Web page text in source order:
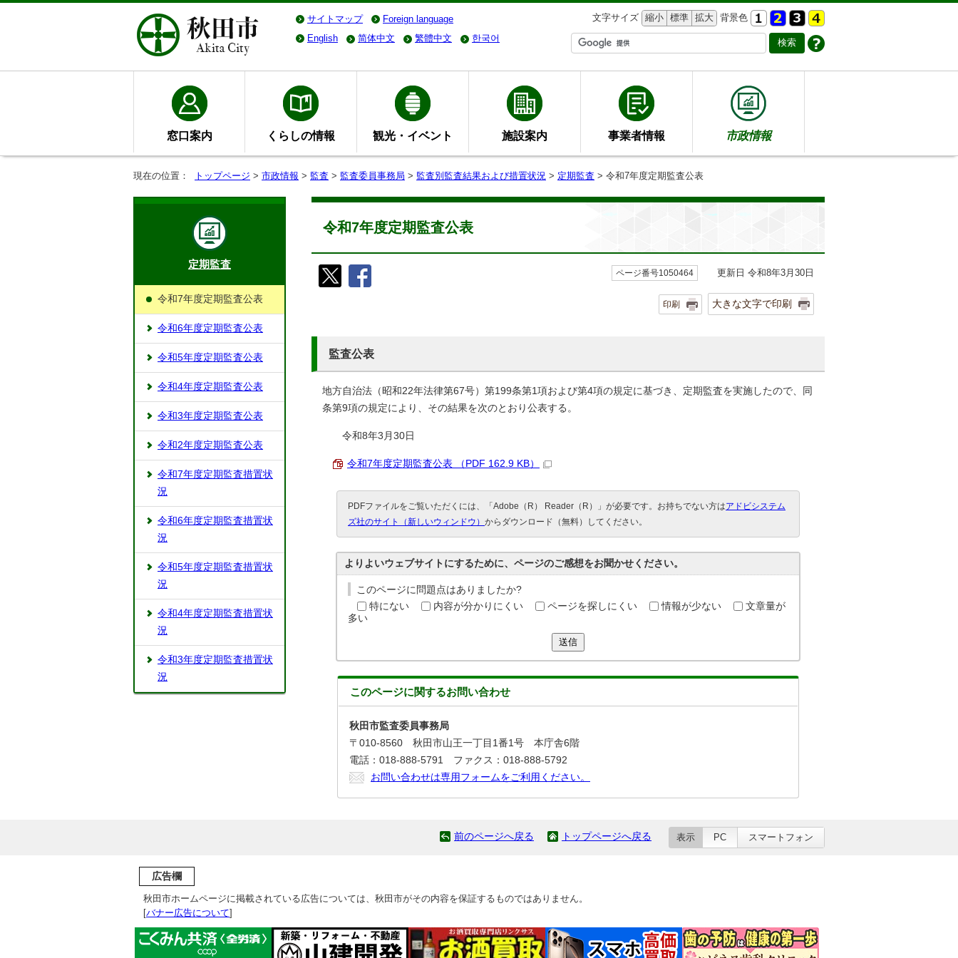
サイトマップ Foreign language 文字サイズ 縮小 標準 拡大 背景色
English
简体中文 繁體中文 한국어
窓口案内 くらしの情報 観光・イベント 施設案内 事業者情報 市政情報
現在の位置： トップページ > 市政情報 > 監査 > 監査委員事務局 > 監査別監査結果および措置状況 > 定期監査 > 令和7年度定期監査公表
令和7年度定期監査公表
ページ番号1050464 更新日 令和8年3月30日
印刷 大きな文字で印刷
監査公表
地方自治法（昭和22年法律第67号）第199条第1項および第4項の規定に基づき、定期監査を実施したので、同
条第9項の規定により、その結果を次のとおり公表する。
令和8年3月30日
令和7年度定期監査公表 （PDF 162.9 KB）
PDFファイルをご覧いただくには、「Adobe（R） Reader（R）」が必要です。お持ちでない方はアドビシステム
ズ社のサイト（新しいウィンドウ） からダウンロード（無料）してください。
よりよいウェブサイトにするために、ページのご感想をお聞かせください。
このページに問題点はありましたか?
特にない
内容が分かりにくい ページを探しにくい 情報が少ない
文章量が
多い
送信
このページに関するお問い合わせ
秋田市監査委員事務局
〒010-8560 秋田市山王一丁目1番1号 本庁舎6階
電話：018-888-5791 ファクス：018-888-5792
お問い合わせは専用フォームをご利用ください。
定期監査
令和7年度定期監査公表
令和6年度定期監査公表
令和5年度定期監査公表
令和4年度定期監査公表
令和3年度定期監査公表
令和2年度定期監査公表
令和7年度定期監査措置状
況
令和6年度定期監査措置状
況
令和5年度定期監査措置状
況
令和4年度定期監査措置状
況
令和3年度定期監査措置状
況
前のページへ戻る トップページへ戻る 表示 PC スマートフォン
広告欄
秋田市ホームページに掲載されている広告については、秋田市がその内容を保証するものではありません。
[バナー広告について]